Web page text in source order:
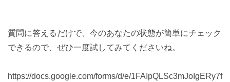
質問に答えるだけで、今のあなたの状態が簡単にチェック
できるので、ぜひ一度試してみてくださいね。
https://docs.google.com/forms/d/e/1FAIpQLSc3mJoIgERy7f